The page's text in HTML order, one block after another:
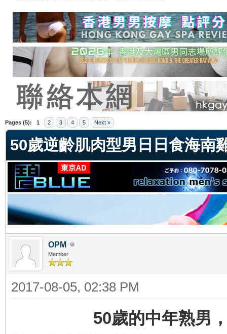
Pages (5): 1 2 3 4 5 Next »
50歲逆齡肌肉型男日日食海
OPM
Member
2017-08-05, 02:38 PM
50歲的中年熟男，不